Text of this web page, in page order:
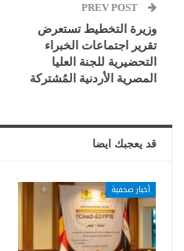
وزيرة التخطيط تستعرض
تقرير اجتماعات الخبراء
التحضيرية للجنة العليا
المصرية الأردنية المُشتركة
قد يعجبك ايضا
أخبار صحفية